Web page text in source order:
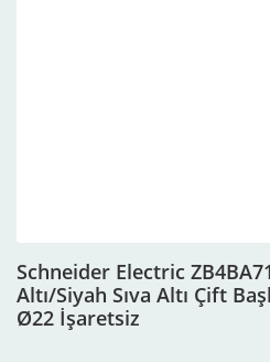
Schneider Electric
Altı/Siyah Sıva Altı Çift
Ø22 İşaretsiz